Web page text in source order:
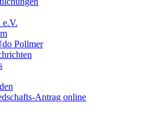
Pollmer
Antrag online